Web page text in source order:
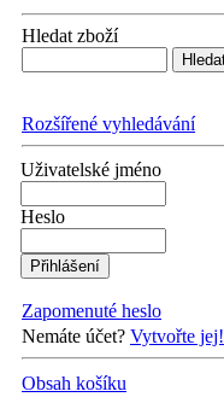
Hledat zboží
Rozšířené vyhledávání
Uživatelské jméno
Heslo
Zapomenuté heslo
Nemáte účet? Vytvořte jej!
Obsah košíku